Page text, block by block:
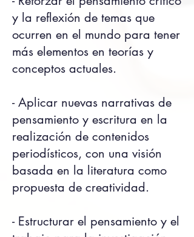
y la reflexión de temas que
ocurren en el mundo para tener
más elementos en teorías y
conceptos actuales.
- Aplicar nuevas narrativas de
pensamiento y escritura en la
realización de contenidos
periodísticos, con una visión
basada en la literatura como
propuesta de creatividad.
- Estructurar el pensamiento y el